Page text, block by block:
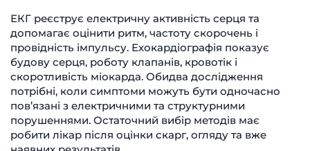
ЕКГ реєструє електричну активність серця та
допомагає оцінити ритм, частоту скорочень і
провідність імпульсу. Ехокардіографія показує
будову серця, роботу клапанів, кровотік і
скоротливість міокарда. Обидва дослідження
потрібні, коли симптоми можуть бути одночасно
пов’язані з електричними та структурними
порушеннями. Остаточний вибір методів має
робити лікар після оцінки скарг, огляду та вже